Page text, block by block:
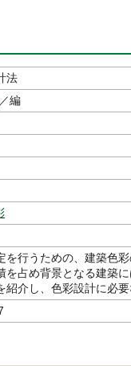
法
／編
を行うための、建築色
を占め背景となる建築
紹介し、色彩設計に必